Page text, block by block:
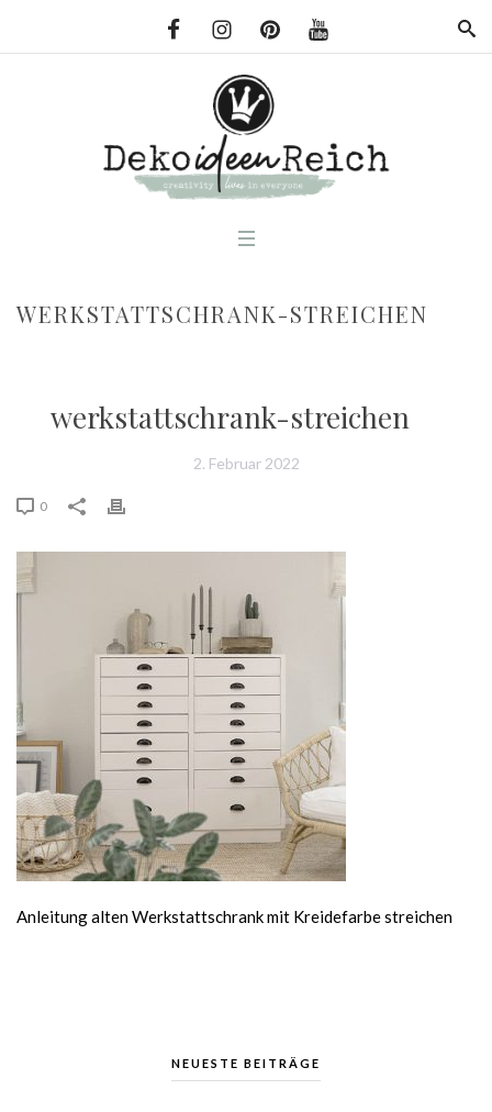
WERKSTATTSCHRANK-STREICHEN
werkstattschrank-streichen
2. Februar 2022
0
Anleitung alten Werkstattschrank mit Kreidefarbe streichen
NEUESTE BEITRÄGE